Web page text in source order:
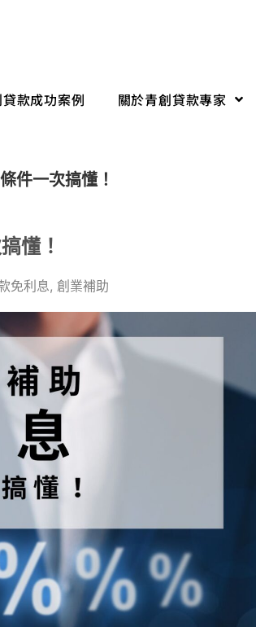
款成功案例 關於青創貸款專家
件一次搞懂！
懂！
免利息, 創業補助